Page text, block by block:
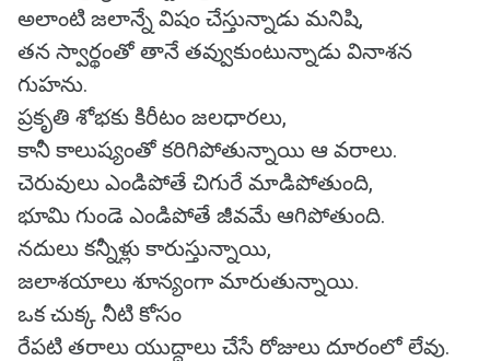
అలాంటి జలాన్నే విషం చేస్తున్నాడు మనిషి,
తన స్వార్థంతో తానే తవ్వుకుంటున్నాడు వినాశన
గుహను.
ప్రకృతి శోభకు కిరీటం జలధారలు,
కానీ కాలుష్యంతో కరిగిపోతున్నాయి ఆ వరాలు.
చెరువులు ఎండిపోతే చిగురే మాడిపోతుంది,
భూమి గుండె ఎండిపోతే జీవమే ఆగిపోతుంది.
నదులు కన్నీళ్లు కారుస్తున్నాయి,
జలాశయాలు శూన్యంగా మారుతున్నాయి.
ఒక చుక్క నీటి కోసం
రేపటి తరాలు యుద్ధాలు చేసే రోజులు దూరంలో లేవు.